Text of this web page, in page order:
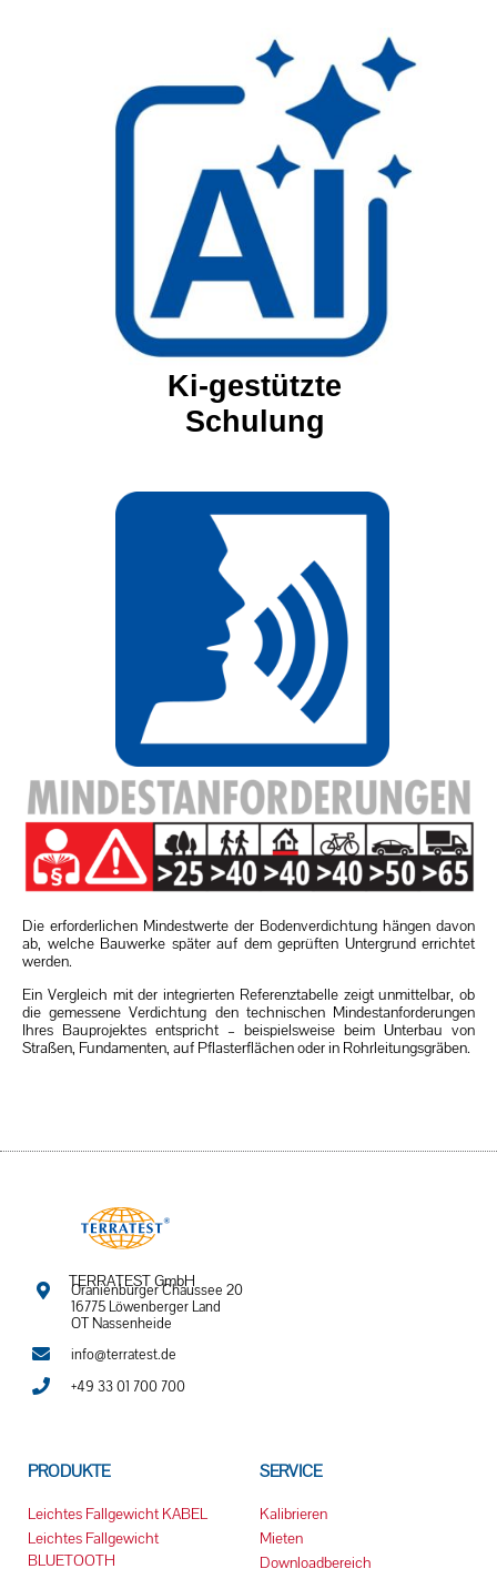
Ki-gestützte
Schulung
Gerät spricht
Die erforderlichen Mindestwerte der Bodenverdichtung hängen davon
ab, welche Bauwerke später auf dem geprüften Untergrund errichtet
werden.
Ein Vergleich mit der integrierten Referenztabelle zeigt unmittelbar, ob
die gemessene Verdichtung den technischen Mindestanforderungen
Ihres Bauprojektes entspricht – beispielsweise beim Unterbau von
Straßen, Fundamenten, auf Pflasterflächen oder in Rohrleitungsgräben.
TERRATEST GmbH
Oranienburger Chaussee 20
16775 Löwenberger Land
OT Nassenheide
info@terratest.de
+49 33 01 700 700
PRODUKTE
Leichtes Fallgewicht KABEL
Leichtes Fallgewicht
BLUETOOTH
SERVICE
Kalibrieren
Mieten
Downloadbereich